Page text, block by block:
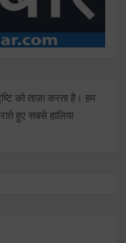
को ताज़ा करता है। हम
हुए सबसे हालिया